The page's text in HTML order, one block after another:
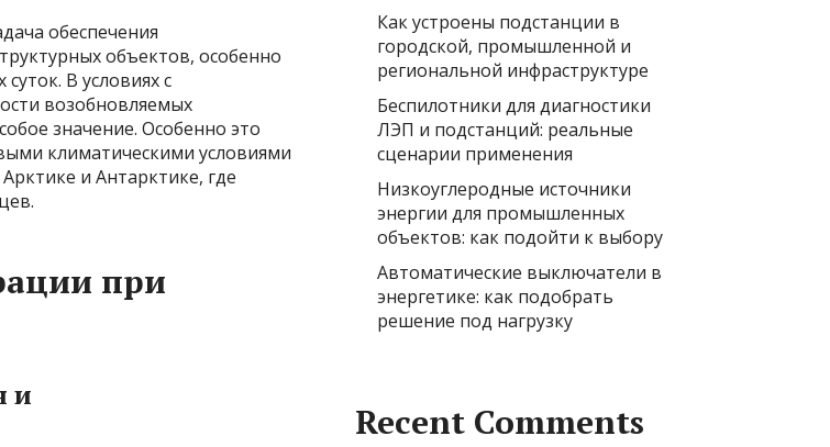
обеспечения
объектов, особенно
В условиях с
возобновляемых
значение. Особенно это
климатическими условиями
и Антарктике, где
при
и
Как устроены подстанции в
городской, промышленной и
региональной инфраструктуре
Беспилотники для диагностики
ЛЭП и подстанций: реальные
сценарии применения
Низкоуглеродные источники
энергии для промышленных
объектов: как подойти к выбору
Автоматические выключатели в
энергетике: как подобрать
решение под нагрузку
Recent Comments